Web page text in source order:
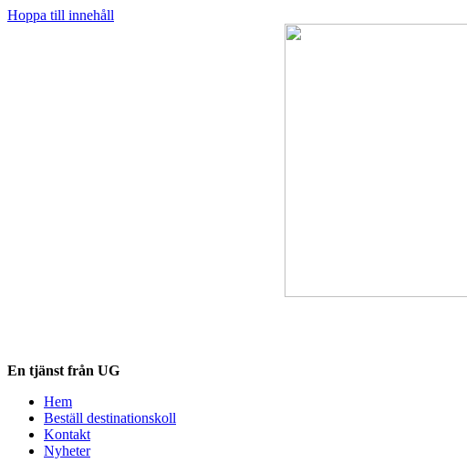
Hoppa till innehåll
En tjänst från UG
Hem
Beställ destinationskoll
Kontakt
Nyheter